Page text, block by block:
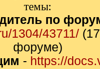
темы:
по
1304/43711/(17
форуме)
- https://